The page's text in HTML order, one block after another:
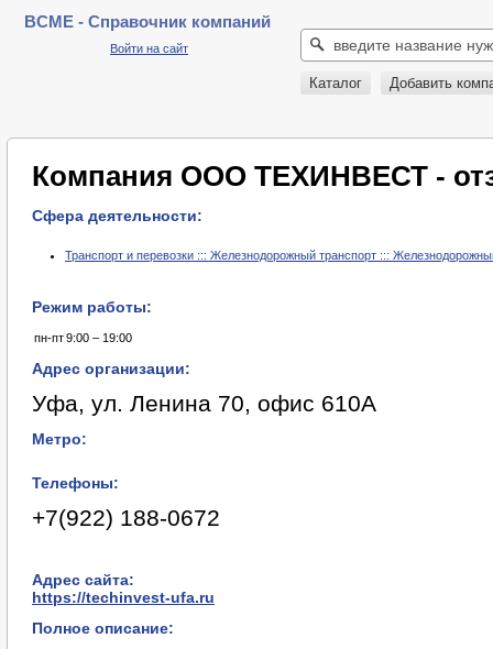
BCME - Справочник компаний
Войти на сайт
Каталог Добавить
Компания ООО ТЕХИНВЕСТ -
Сфера деятельности:
Транспорт и перевозки ::: Железнодорожный транспорт :::
Режим работы:
пн-пт9:00 – 19:00
Адрес организации:
Уфа, ул. Ленина 70, офис 610А
Метро:
Телефоны:
+7(922) 188-0672
Адрес сайта:
https://techinvest-ufa.ru
Полное описание: